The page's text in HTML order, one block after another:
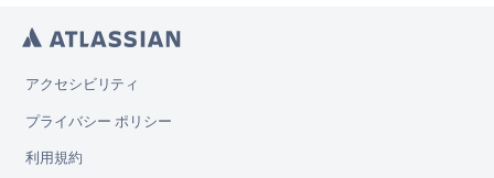
アクセシビリティ
プライバシー ポリシー
利用規約